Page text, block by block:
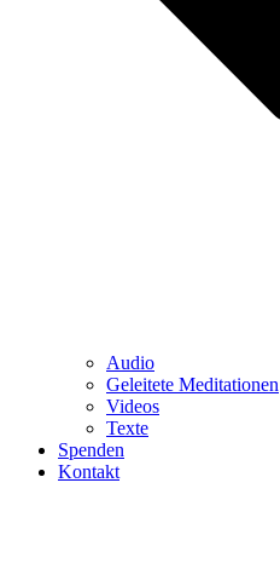
Audio
Geleitete Meditationen
Videos
Texte
Spenden
Kontakt